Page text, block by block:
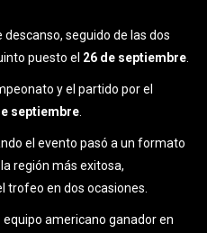
descanso, seguido de las dos
puesto el 26 de septiembre
y el partido por el
septiembre
el evento pasó a un formato
región más exitosa,
trofeo en dos ocasiones.
equipo americano ganador en